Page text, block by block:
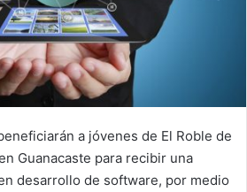
a jóvenes de El Roble de
Guanacaste para recibir una
desarrollo de software, por medio